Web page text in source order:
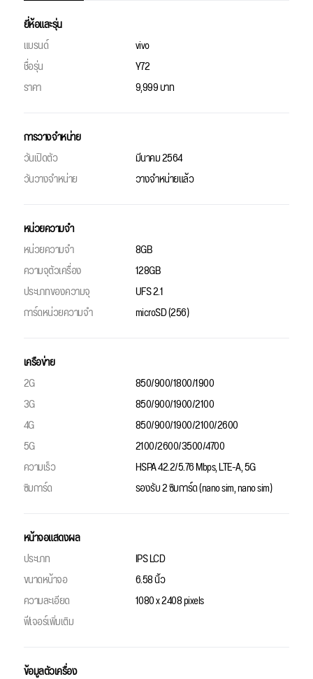
ยี่ห้อและรุ่น
แบรนด์
vivo
ชื่อรุ่น
Y72
ราคา
9,999 บาท
การวางจำหน่าย
วันเปิดตัว
มีนาคม 2564
วันวางจำหน่าย
วางจำหน่ายแล้ว
หน่วยความจำ
หน่วยความจำ
8GB
ความจุตัวเครื่อง
128GB
ประเภทของความจุ
UFS 2.1
การ์ดหน่วยความจำ
microSD (256)
เครือข่าย
2G
850/900/1800/1900
3G
850/900/1900/2100
4G
850/900/1900/2100/2600
5G
2100/2600/3500/4700
ความเร็ว
HSPA 42.2/5.76 Mbps, LTE-A, 5G
ซิมการ์ด
รองรับ 2 ซิมการ์ด (nano sim, nano sim)
หน้าจอแสดงผล
ประเภท
IPS LCD
ขนาดหน้าจอ
6.58 นิ้ว
ความละเอียด
1080 x 2408 pixels
ฟีเจอร์เพิ่มเติม
ข้อมูลตัวเครื่อง